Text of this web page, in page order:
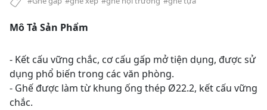
Mô Tả Sản Phẩm
- Kết cấu vững chắc, cơ cấu gấp mở tiện dụng, được sử
dụng phổ biến trong các văn phòng.
- Ghế được làm từ khung ống thép Ø22.2, kết cấu vững
chắc.